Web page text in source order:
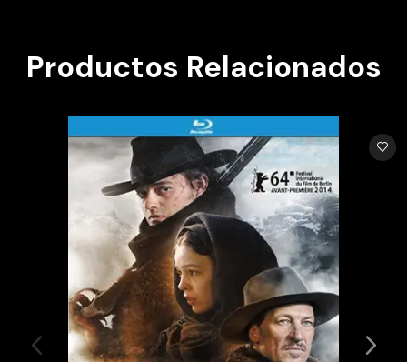
Productos Relacionados